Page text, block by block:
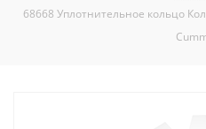
68668 Уплотнительное кольцо